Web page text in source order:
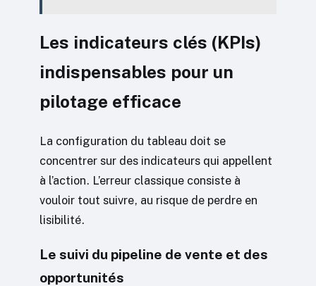
Les indicateurs clés (KPIs)
indispensables pour un
pilotage efficace
La configuration du tableau doit se
concentrer sur des indicateurs qui appellent
à l’action. L’erreur classique consiste à
vouloir tout suivre, au risque de perdre en
lisibilité.
Le suivi du pipeline de vente et des
opportunités